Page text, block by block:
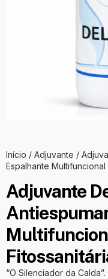
Início / Adjuvante /
Espalhante
Adjuvante
“O Silenciador da